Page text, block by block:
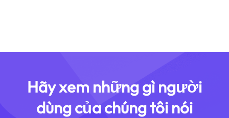
Hãy xem những gì người
dùng của chúng tôi nói